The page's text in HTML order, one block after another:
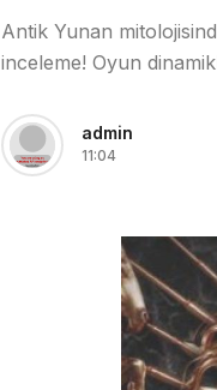
Antik Yunan
inceleme! Oyun
admin
11:04